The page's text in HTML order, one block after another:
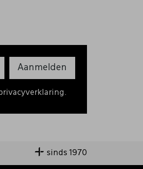
Aanmelden
sinds 1970